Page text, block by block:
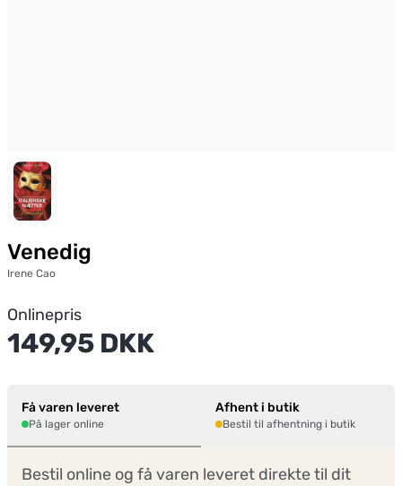
Venedig
Irene Cao
Onlinepris
149,95 DKK
Få varen leveret
På lager online
Afhent i butik
Bestil til afhentning i butik
Bestil online og få varen leveret direkte til dit